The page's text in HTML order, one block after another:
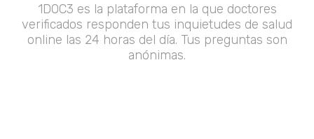
1DOC3 es la plataforma en la que doctores
verificados responden tus inquietudes de salud
online las 24 horas del día. Tus preguntas son
anónimas.